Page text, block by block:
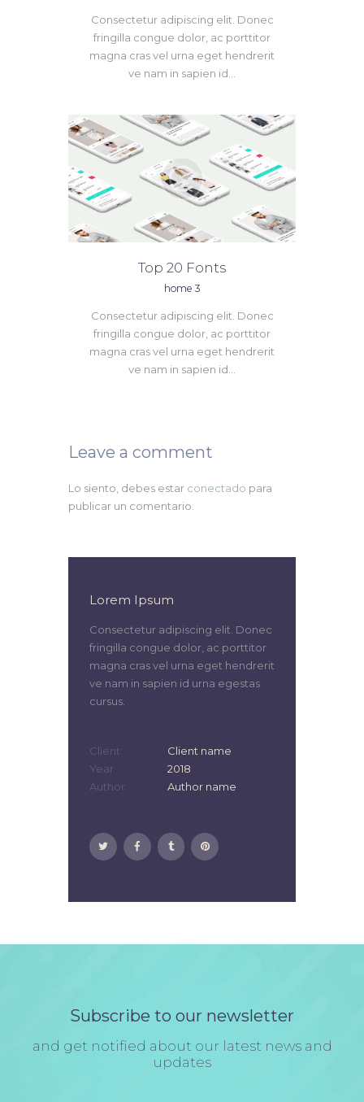
Consectetur adipiscing elit. Donec
fringilla congue dolor, ac porttitor
magna cras vel urna eget hendrerit
ve nam in sapien id...
Top 20 Fonts
home 3
Consectetur adipiscing elit. Donec
fringilla congue dolor, ac porttitor
magna cras vel urna eget hendrerit
ve nam in sapien id...
Leave a comment
Lo siento, debes estar conectado para
publicar un comentario.
Lorem Ipsum
Consectetur adipiscing elit. Donec
fringilla congue dolor, ac porttitor
magna cras vel urna eget hendrerit
ve nam in sapien id urna egestas
cursus.
Client
Client name
Year
2018
Author
Author name
Subscribe to our newsletter
and get notified about our latest news and
updates